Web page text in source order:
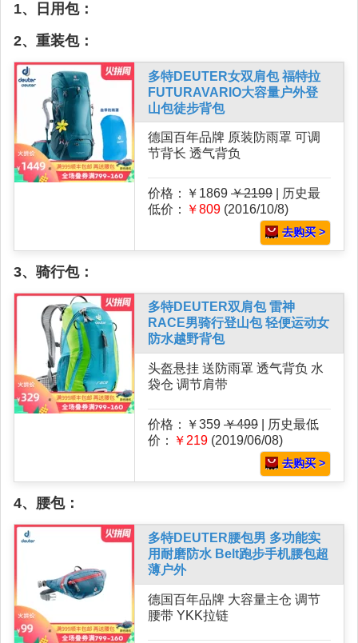
1、日用包：
2、重装包：
多特DEUTER女双肩包 福特拉
FUTURAVARIO大容量户外登
山包徒步背包
德国百年品牌 原装防雨罩 可调
节背长 透气背负
价格：￥1869 ￥2199 | 历史最
低价：
￥809 (2016/10/8)
去购买 >
3、骑行包：
多特DEUTER双肩包 雷神
RACE男骑行登山包 轻便运动女
防水越野背包
头盔悬挂 送防雨罩 透气背负 水
袋仓 调节肩带
价格：￥359 ￥499 | 历史最低
价：
￥219 (2019/06/08)
去购买 >
4、腰包：
多特DEUTER腰包男 多功能实
用耐磨防水 Belt跑步手机腰包超
薄户外
德国百年品牌 大容量主仓 调节
腰带 YKK拉链